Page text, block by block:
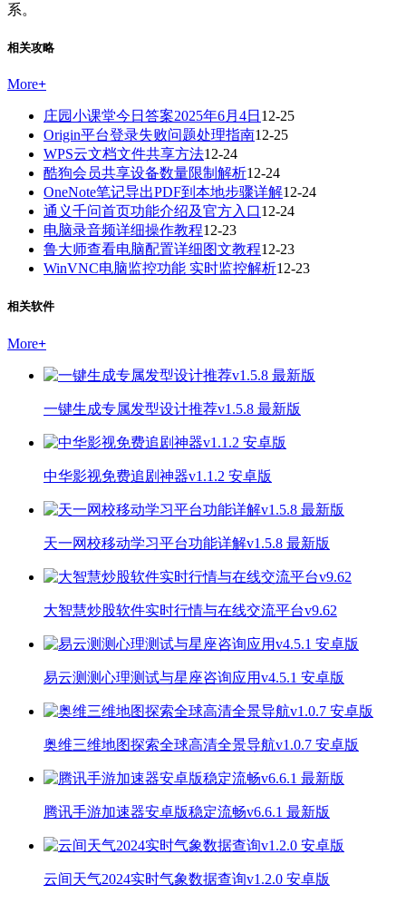
系。
相关攻略
More+
庄园小课堂今日答案2025年6月4日 12-25
Origin平台登录失败问题处理指南12-25
WPS云文档文件共享方法12-24
酷狗会员共享设备数量限制解析12-24
OneNote笔记导出PDF到本地步骤详解12-24
通义千问首页功能介绍及官方入口12-24
电脑录音频详细操作教程12-23
鲁大师查看电脑配置详细图文教程12-23
WinVNC电脑监控功能 实时监控解析12-23
相关软件
More+
一键生成专属发型设计推荐v1.5.8 最新版
中华影视免费追剧神器v1.1.2 安卓版
天一网校移动学习平台功能详解v1.5.8 最新版
大智慧炒股软件实时行情与在线交流平台v9.62
易云测测心理测试与星座咨询应用v4.5.1 安卓版
奥维三维地图探索全球高清全景导航v1.0.7 安卓版
腾讯手游加速器安卓版稳定流畅v6.6.1 最新版
云间天气2024实时气象数据查询v1.2.0 安卓版